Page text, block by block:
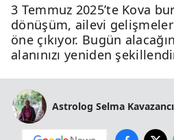
3 Temmuz 2025’te Kova
dönüşüm, ailevi
öne çıkıyor. Bugün
alanınızı yeniden
Astrolog Selma Kavazancı